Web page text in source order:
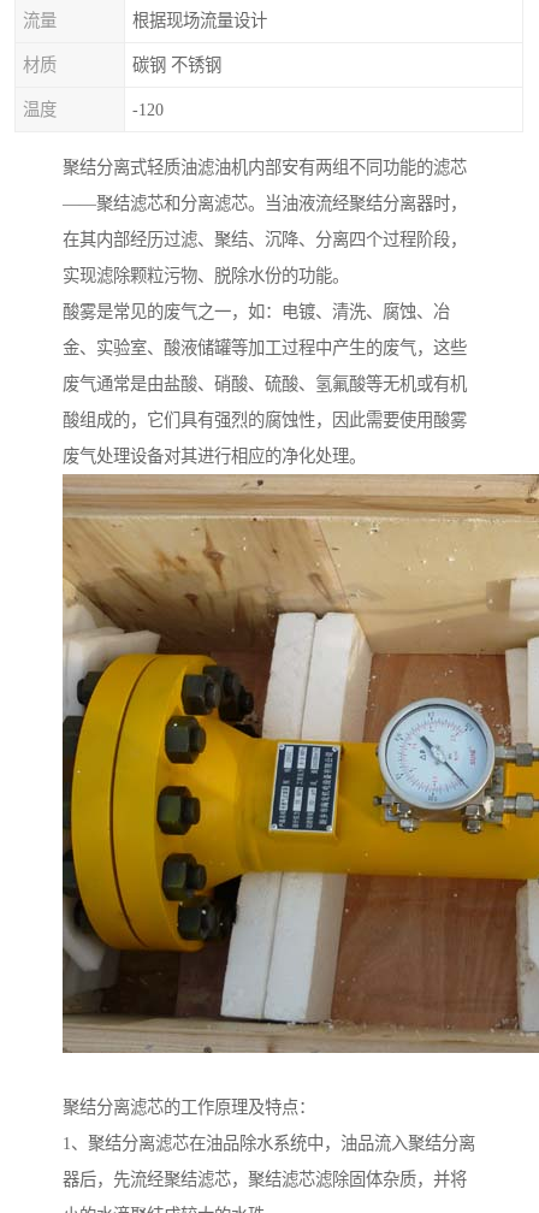
流量 根据现场流量设计
材质 碳钢 不锈钢
温度 -120
聚结分离式轻质油滤油机内部安有两组不同功能的滤芯
——聚结滤芯和分离滤芯。当油液流经聚结分离器时，
在其内部经历过滤、聚结、沉降、分离四个过程阶段，
实现滤除颗粒污物、脱除水份的功能。
酸雾是常见的废气之一，如：电镀、清洗、腐蚀、冶
金、实验室、酸液储罐等加工过程中产生的废气，这些
废气通常是由盐酸、硝酸、硫酸、氢氟酸等无机或有机
酸组成的，它们具有强烈的腐蚀性，因此需要使用酸雾
废气处理设备对其进行相应的净化处理。
聚结分离滤芯的工作原理及特点：
1、聚结分离滤芯在油品除水系统中，油品流入聚结分离
器后，先流经聚结滤芯，聚结滤芯滤除固体杂质，并将